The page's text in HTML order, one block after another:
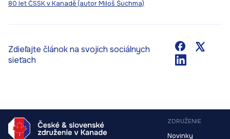
80 let ČSSK v Kanadě (autor Miloš Šuchma)
Zdieľajte článok na svojich sociálnych
sieťach
ZDRUŽENIE
Novinky